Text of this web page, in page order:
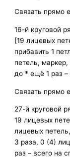
Связать прямо
16-й круговой
[19 лицевых
прибавить 1
петель,
до * ещё 1 раз –
Связать прямо
27-й круговой
19 лицевых
лицевых
3 раза, 0 (4)
раз – всего на